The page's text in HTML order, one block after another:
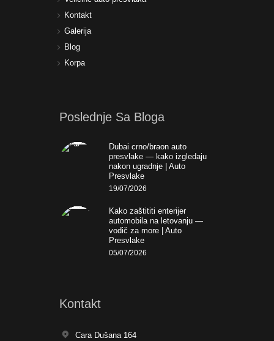
Kontakt
Galerija
Blog
Korpa
Poslednje Sa Bloga
Dubai crno/braon auto
presvlake — kako izgledaju
nakon ugradnje | Auto
Presvlake
19/07/2026
Kako zaštititi enterijer
automobila na letovanju —
vodič za more | Auto
Presvlake
05/07/2026
Kontakt
Cara Dušana 164